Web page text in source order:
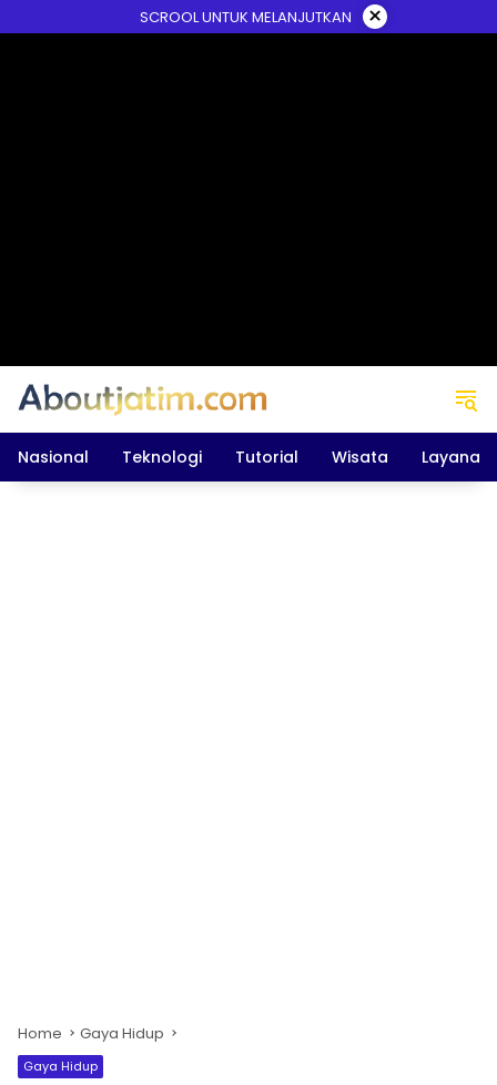
to
SCROOL UNTUK MELANJUTKAN ×
Nasional Teknologi Tutorial Wisata Layanan
Home Gaya Hidup
Gaya Hidup